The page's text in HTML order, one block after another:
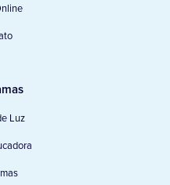
Luz